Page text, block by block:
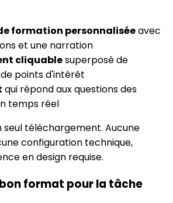
formation personnaliséeavec
et une narration
cliquablesuperposé de
points d'intérêt
qui répond aux questions des
temps réel
seul téléchargement. Aucune
configuration technique,
en design requise.
format pour la tâche